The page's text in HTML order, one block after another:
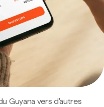
Guyana vers d'autres